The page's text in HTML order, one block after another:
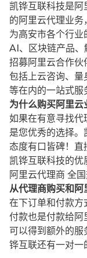
凯铧互联科技是
的阿里云代理业务
为高安市各个行业
AI、区块链产品、
招募阿里云合作伙
包括上云咨询、量
等在内的一站式服
为什么购买阿里云
如果在有意寻找代
是您优秀的选择
态度有口皆碑！
凯铧互联科技的优
阿里云代理商 全
从代理商购买和阿
在下订单和付款方
付款也是付款给阿
可以得到额外的
铧互联还有一对一